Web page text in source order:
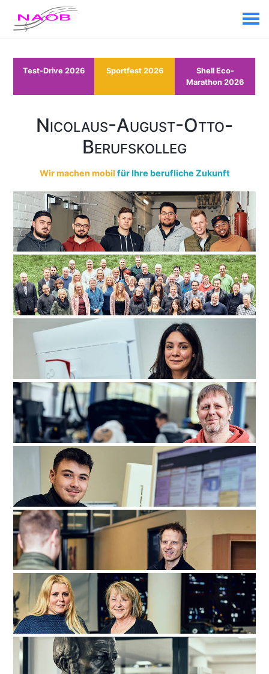
Test-Drive 2026 Sportfest 2026
Shell Eco-
Marathon 2026
Nicolaus-August-Otto-
Berufskolleg
Wir machen mobil für Ihre berufliche Zukunft